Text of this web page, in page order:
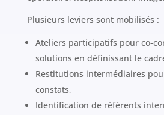
Plusieurs leviers sont mobilisés :
Ateliers participatifs pour co-
solutions en définissant le
Restitutions intermédiaires
constats,
Identification de référents